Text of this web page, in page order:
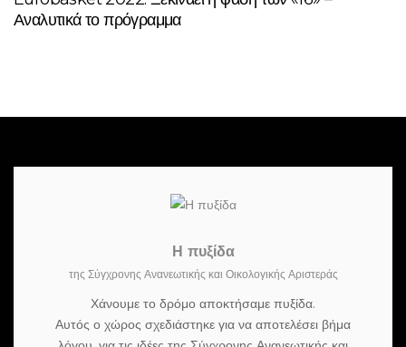
Αναλυτικά το πρόγραμμα
Η πυξίδα
της Σύγχρονης Ανανεωτικής και Οικολογικής Αριστεράς
Χάνουμε το δρόμο αποκτήσαμε πυξίδα.
Αυτός ο χώρος σχεδιάστηκε για να αποτελέσει βήμα